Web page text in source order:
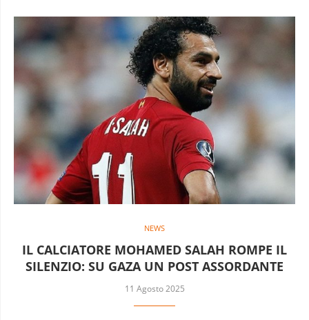
NEWS
IL CALCIATORE MOHAMED SALAH ROMPE IL
SILENZIO: SU GAZA UN POST ASSORDANTE
11 Agosto 2025